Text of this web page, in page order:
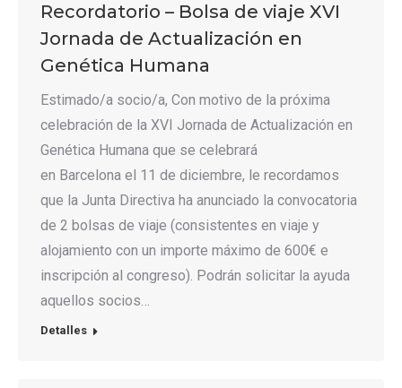
Recordatorio – Bolsa de viaje XVI
Jornada de Actualización en
Genética Humana
Estimado/a socio/a, Con motivo de la próxima
celebración de la XVI Jornada de Actualización en
Genética Humana que se celebrará
en Barcelona el 11 de diciembre, le recordamos
que la Junta Directiva ha anunciado la convocatoria
de 2 bolsas de viaje (consistentes en viaje y
alojamiento con un importe máximo de 600€ e
inscripción al congreso). Podrán solicitar la ayuda
aquellos socios…
Detalles